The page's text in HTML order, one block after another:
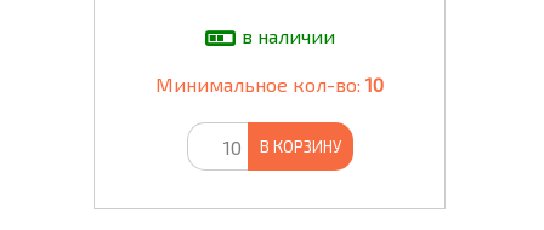
в наличии
Минимальное кол-во: 10
В КОРЗИНУ